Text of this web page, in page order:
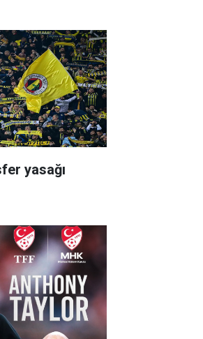
yasağı